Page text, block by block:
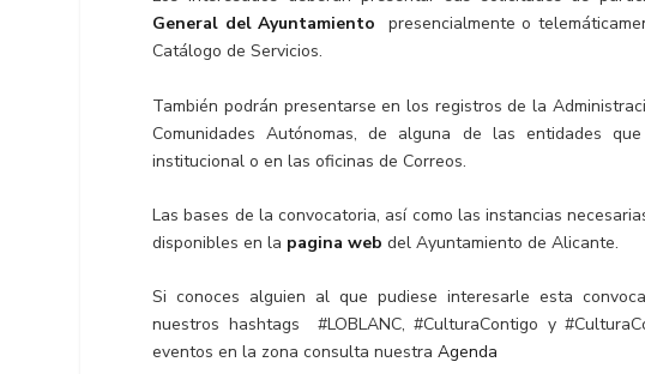
General del Ayuntamiento presencialmente o
Catálogo de Servicios.
También podrán presentarse en los registros de la
Comunidades Autónomas, de alguna de las entidades
institucional o en las oficinas de Correos.
Las bases de la convocatoria, así como las instancias
disponibles en la pagina web del Ayuntamiento de Alicante.
Si conoces alguien al que pudiese interesarle esta
nuestros hashtags #LOBLANC,#CulturaContigo y
eventos en la zona consulta nuestra Agenda